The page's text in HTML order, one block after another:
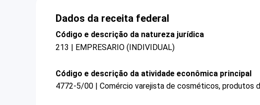
Dados da receita federal
Código e descrição da natureza jurídica
213 | EMPRESARIO (INDIVIDUAL)
Código e descrição da atividade econômica principal
4772-5/00 | Comércio varejista de cosméticos, produtos